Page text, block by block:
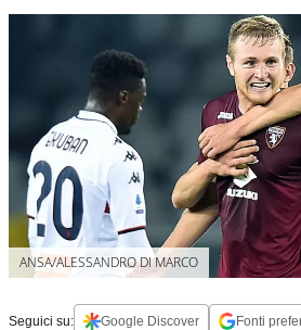
ANSA/ALESSANDRO DI MARCO
Seguici su: Google Discover Fonti